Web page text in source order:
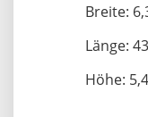
Breite:
Länge:
Höhe: